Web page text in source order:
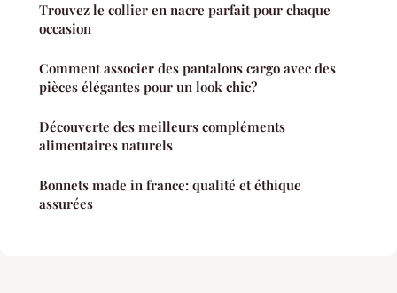
Trouvez le collier en nacre parfait pour chaque
occasion
Comment associer des pantalons cargo avec des
pièces élégantes pour un look chic?
Découverte des meilleurs compléments
alimentaires naturels
Bonnets made in france: qualité et éthique
assurées